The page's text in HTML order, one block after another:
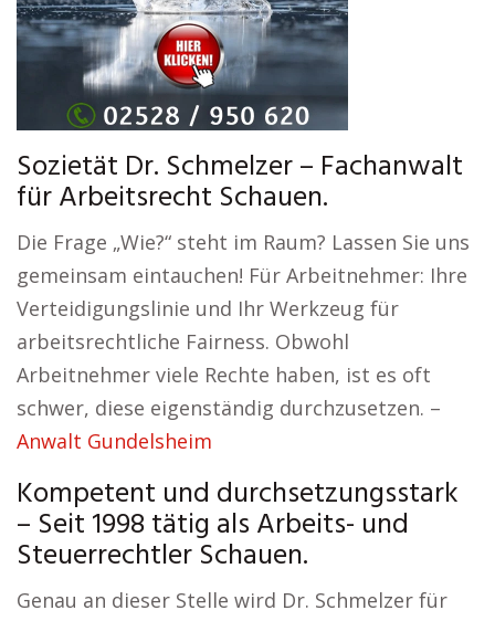
Sozietät Dr. Schmelzer – Fachanwalt
für Arbeitsrecht Schauen.
Die Frage „Wie?“ steht im Raum? Lassen Sie uns
gemeinsam eintauchen! Für Arbeitnehmer: Ihre
Verteidigungslinie und Ihr Werkzeug für
arbeitsrechtliche Fairness. Obwohl
Arbeitnehmer viele Rechte haben, ist es oft
schwer, diese eigenständig durchzusetzen. –
Anwalt Gundelsheim
Kompetent und durchsetzungsstark
– Seit 1998 tätig als Arbeits- und
Steuerrechtler Schauen.
Genau an dieser Stelle wird Dr. Schmelzer für